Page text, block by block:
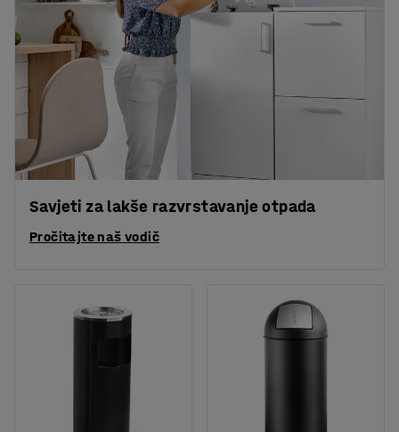
Savjeti za lakše razvrstavanje otpada
Pročitajte naš vodič